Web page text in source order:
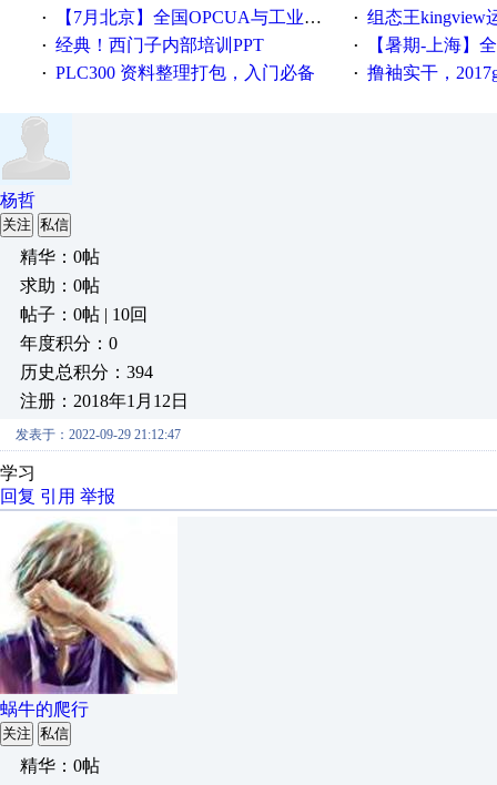
· 【7月北京】全国OPCUA与工业互联技术培训班通知！ · 组态王kingview
· 经典！西门子内部培训PPT · 【暑期-上海】全国工业
· PLC300 资料整理打包，入门必备 · 撸袖实干，2017gongkong®第
杨哲
关注 私信
精华：0帖
求助：0帖
帖子：0帖 | 10回
年度积分：0
历史总积分：394
注册：2018年1月12日
发表于：2022-09-29 21:12:47
学习
回复 引用 举报
蜗牛的爬行
关注 私信
精华：0帖